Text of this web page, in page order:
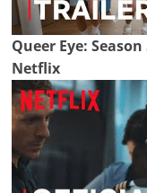
Queer Eye:
Netflix